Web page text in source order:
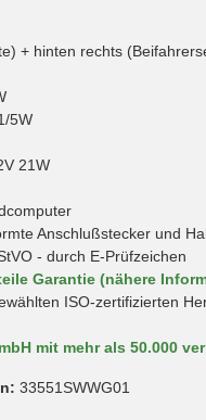
+ hinten rechts
5W
21W
Anschlußstecker und
- durch E-Prüfzeichen
Garantie (nähere
ISO-zertifizierten
mit mehr als 50.000
33551SWWG01